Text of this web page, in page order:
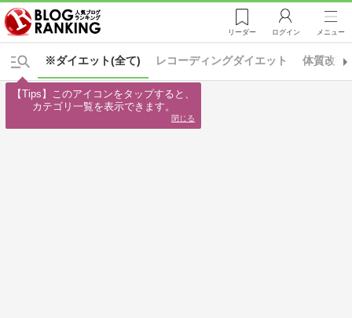
リーダー ログイン メニュー
※ダイエット(全て) レコーディングダイエット 体質改善
【Tips】このアイコンをタップすると、
カテゴリ一覧を表示できます。
閉じる